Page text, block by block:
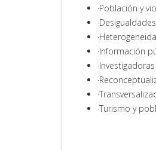
·Población y
·Información
·Turismo y